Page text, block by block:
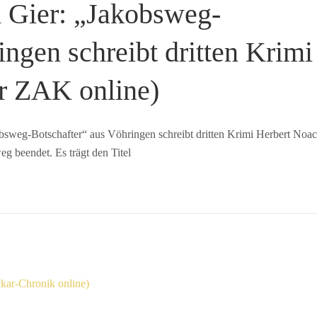
„Jakobsweg-
schreibt dritten Krimi
ZAK online)
Botschafter“ aus Vöhringen schreibt dritten Krimi Herbert
beendet. Es trägt den Titel